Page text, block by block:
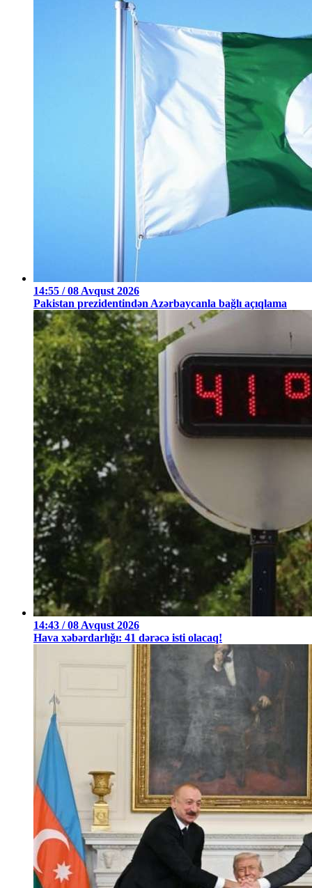
14:55 / 08 Avqust 2026
Pakistan prezidentindən Azərbaycanla bağlı açıqlama
14:43 / 08 Avqust 2026
Hava xəbərdarlığı: 41 dərəcə isti olacaq!